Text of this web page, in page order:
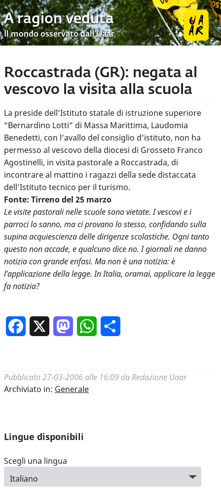
A ragion veduta
Il mondo osservato dall’Uaar
Roccastrada (GR): negata al
vescovo la visita alla scuola
La preside dell’Istituto statale di istruzione superiore
“Bernardino Lotti” di Massa Marittima, Laudomia
Benedetti, con l’avallo del consiglio d’istituto, non ha
permesso al vescovo della diocesi di Grosseto Franco
Agostinelli, in visita pastorale a Roccastrada, di
incontrare al mattino i ragazzi della sede distaccata
dell’Istituto tecnico per il turismo.
Fonte: Tirreno del 25 marzo
Le visite pastorali nelle scuole sono vietate. I vescovi e i
parroci lo sanno, ma ci provano lo stesso, confidando sulla
supina acquiescienza delle dirigenze scolastiche. Ogni tanto
questo non accade, e qualcuno dice no. I giornali ne danno
notizia con grande enfasi. Ma non è una notizia: è
l’applicazione della legge. In Italia, oramai, applicare la legge
fa notizia?
Facebook MastodonWhatsApp
Pubblicato 27-03-2006 alle 16:09 da Redazione Uaar
Archiviato in: Generale
Lingue disponibili
Scegli una lingua